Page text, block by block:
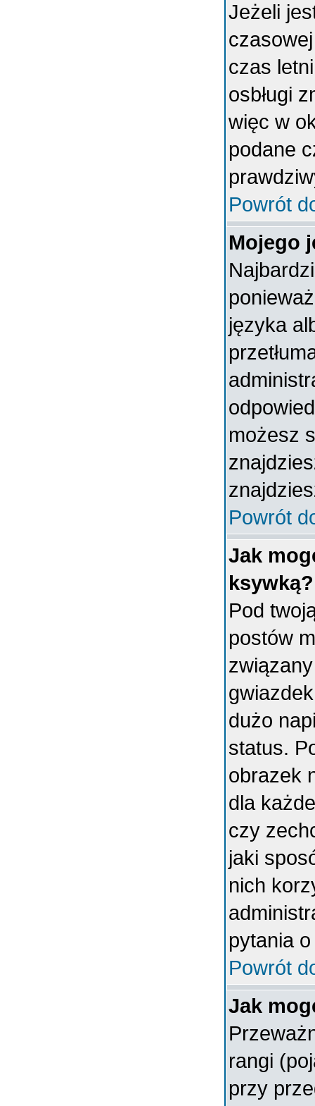
Jeżeli
czas
osbługi
więc w
podane
Powrót
Mojego
języka
możesz
Powrót
Jak
ksywką?
Pod
postów
dużo
status.
obrazek
dla
czy
jaki
nich
pytania
Powrót
Jak
rangi
przy